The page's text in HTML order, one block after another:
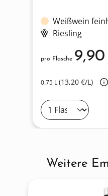
Weißwein
Riesling
0.75 L(13,20 €/L)
pro Flasche
Produktgalerie
Weitere